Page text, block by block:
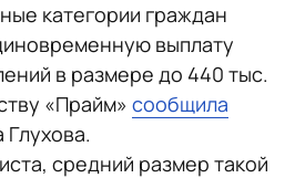
категории граждан
выплату
в размере до 440 тыс.
«Прайм» сообщила
средний размер такой